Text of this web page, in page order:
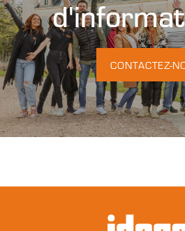
CONTACTEZ-